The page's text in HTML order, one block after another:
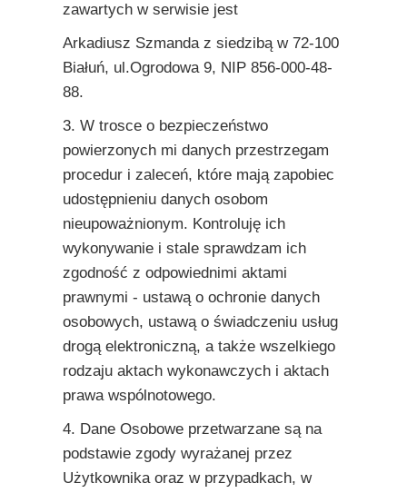
zawartych w serwisie jest
Arkadiusz Szmanda z siedzibą w 72-100
Białuń, ul.Ogrodowa 9, NIP 856-000-48-
88.
3. W trosce o bezpieczeństwo
powierzonych mi danych przestrzegam
procedur i zaleceń, które mają zapobiec
udostępnieniu danych osobom
nieupoważnionym. Kontroluję ich
wykonywanie i stale sprawdzam ich
zgodność z odpowiednimi aktami
prawnymi - ustawą o ochronie danych
osobowych, ustawą o świadczeniu usług
drogą elektroniczną, a także wszelkiego
rodzaju aktach wykonawczych i aktach
prawa wspólnotowego.
4. Dane Osobowe przetwarzane są na
podstawie zgody wyrażanej przez
Użytkownika oraz w przypadkach, w